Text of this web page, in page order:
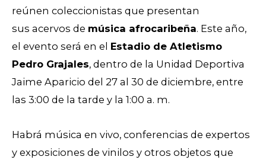
reúnen coleccionistas que presentan
sus acervos de música afrocaribeña. Este año,
el evento será en el Estadio de Atletismo
Pedro Grajales, dentro de la Unidad Deportiva
Jaime Aparicio del 27 al 30 de diciembre, entre
las 3:00 de la tarde y la 1:00 a. m.
Habrá música en vivo, conferencias de expertos
y exposiciones de vinilos y otros objetos que